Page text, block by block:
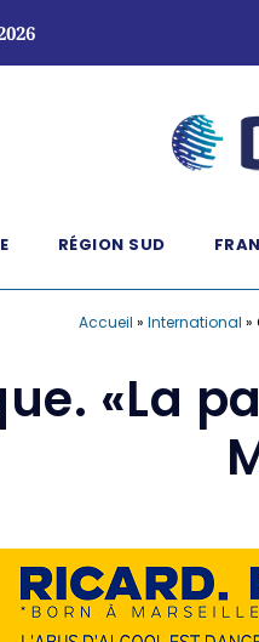
RÉGION SUD
Accueil » International »
«La